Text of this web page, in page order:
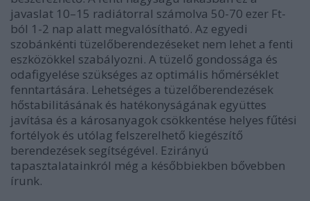
javaslat 10–15 radiátorral számolva 50-70 ezer Ft-
ból 1-2 nap alatt megvalósítható. Az egyedi
szobánkénti tüzelőberendezéseket nem lehet a fenti
eszközökkel szabályozni. A tüzelő gondossága és
odafigyelése szükséges az optimális hőmérséklet
fenntartására. Lehetséges a tüzelőberendezések
hőstabilitásának és hatékonyságának együttes
javítása és a károsanyagok csökkentése helyes fűtési
fortélyok és utólag felszerelhető kiegészítő
berendezések segítségével. Ezirányú
tapasztalatainkról még a későbbiekben bővebben
írunk.